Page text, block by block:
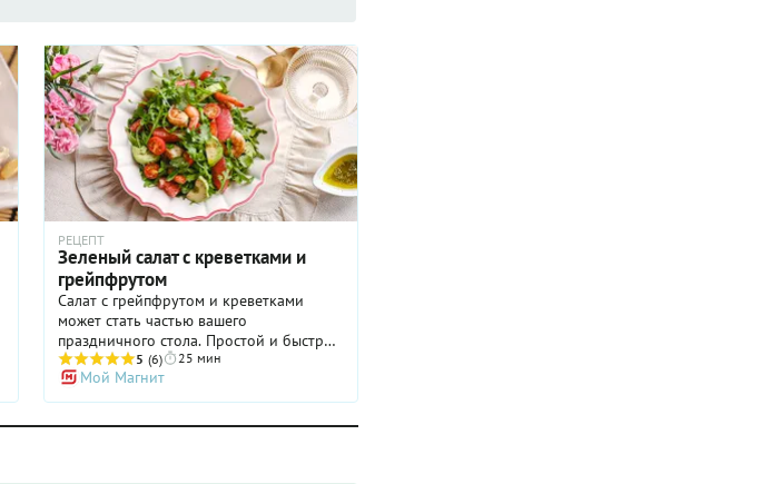
РЕЦЕПТ
Зеленый салат с креветками и
грейпфрутом
Салат с грейпфрутом и креветками
может стать частью вашего
праздничного стола. Простой и быстрый
в приготовлении, салат выглядит
красиво и аппетитно, на вкус —
волшебный. Вы, возможно, удивитесь
такому гастрономическому соседству в
5 (6) 25 мин
Мой Магнит